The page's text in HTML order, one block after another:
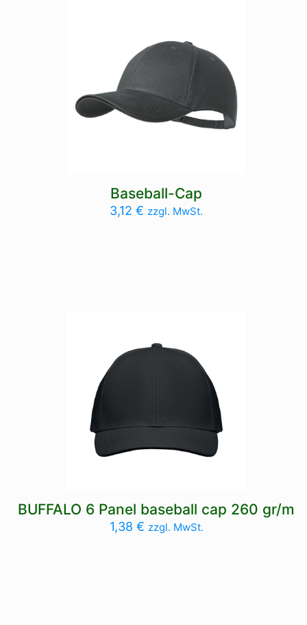
Baseball-Cap
3,12€ zzgl. MwSt.
BUFFALO 6 Panel baseball cap 260 gr/m
1,38 € zzgl. MwSt.